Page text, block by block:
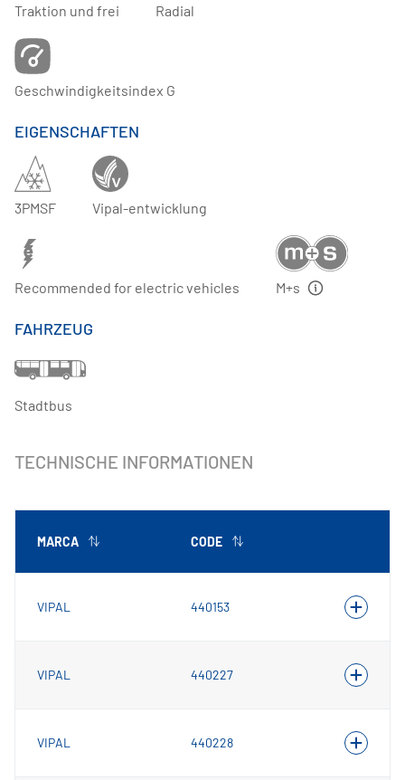
Traktion und frei Radial
Geschwindigkeitsindex G
EIGENSCHAFTEN
3PMSF Vipal-entwicklung
Recommended for electric vehicles M+s
FAHRZEUG
Stadtbus
TECHNISCHE INFORMATIONEN
MARCA CODE
VIPAL 440153
VIPAL 440227
VIPAL 440228